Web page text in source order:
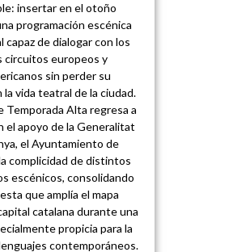
insertar en el otoño
programación escénica
capaz de dialogar con los
circuitos europeos y
sin perder su
la vida teatral de la ciudad.
Temporada Alta regresa a
el apoyo de la Generalitat
el Ayuntamiento de
complicidad de distintos
escénicos, consolidando
que amplía el mapa
catalana durante una
propicia para la
contemporáneos.